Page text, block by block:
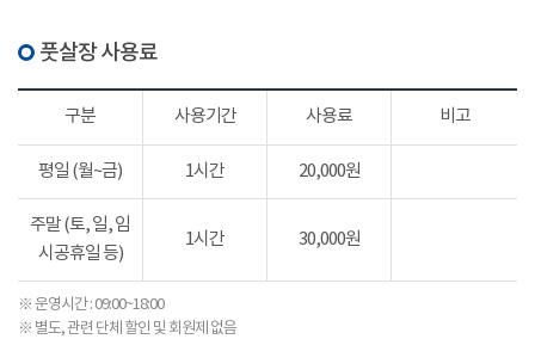
풋살장 사용료
구분 사용기간 사용료 비고
평일 (월~금) 1시간 20,000원
주말 (토, 일, 임
시공휴일 등)
1시간 30,000원
※ 운영시간 : 09:00~18:00
※ 별도, 관련 단체 할인 및 회원제 없음